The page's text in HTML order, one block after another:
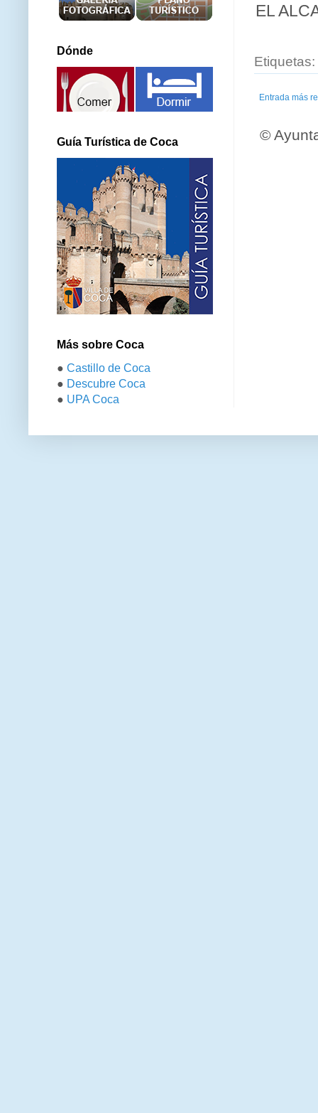
EL
Etiquetas:
Entrada más
©
Dónde
Guía Turística de Coca
Más sobre Coca
● Castillo de Coca
● Descubre Coca
● UPA Coca